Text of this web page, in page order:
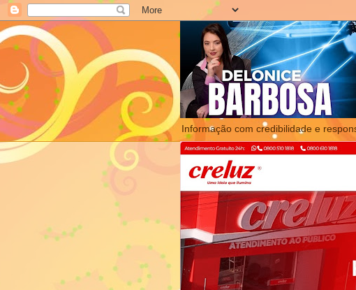
Informação com credibilidade e